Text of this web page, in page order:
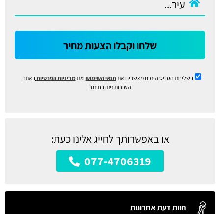
שלחו וקבלו הצעות מחיר
בשליחת הטופס הינכם מאשרים את תנאי השימוש ואתמדיניות הפרטיותבאתר.
השירות ניתן בחינם!
או באפשרותך לחייג אלינו כעת:
077-4706319
חוות דעת אחרונות